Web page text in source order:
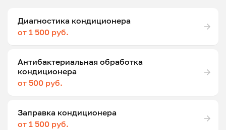
Диагностика кондиционера
от 1 500 руб.
Антибактериальная обработка
кондиционера
от 500 руб.
Заправка кондиционера
от 1 500 руб.